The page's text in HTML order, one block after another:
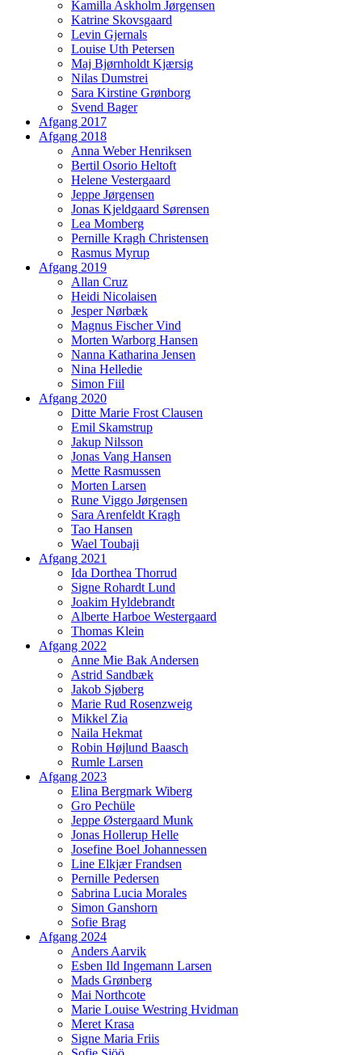
Kamilla Askholm Jørgensen
Katrine Skovsgaard
Levin Gjernals
Louise Uth Petersen
Maj Bjørnholdt Kjærsig
Nilas Dumstrei
Sara Kirstine Grønborg
Svend Bager
Afgang 2017
Afgang 2018
Anna Weber Henriksen
Bertil Osorio Heltoft
Helene Vestergaard
Jeppe Jørgensen
Jonas Kjeldgaard Sørensen
Lea Momberg
Pernille Kragh Christensen
Rasmus Myrup
Afgang 2019
Allan Cruz
Heidi Nicolaisen
Jesper Nørbæk
Magnus Fischer Vind
Morten Warborg Hansen
Nanna Katharina Jensen
Nina Helledie
Simon Fiil
Afgang 2020
Ditte Marie Frost Clausen
Emil Skamstrup
Jakup Nilsson
Jonas Vang Hansen
Mette Rasmussen
Morten Larsen
Rune Viggo Jørgensen
Sara Arenfeldt Kragh
Tao Hansen
Wael Toubaji
Afgang 2021
Ida Dorthea Thorrud
Signe Rohardt Lund
Joakim Hyldebrandt
Alberte Harboe Westergaard
Thomas Klein
Afgang 2022
Anne Mie Bak Andersen
Astrid Sandbæk
Jakob Sjøberg
Marie Rud Rosenzweig
Mikkel Zia
Naila Hekmat
Robin Højlund Baasch
Rumle Larsen
Afgang 2023
Elina Bergmark Wiberg
Gro Pechüle
Jeppe Østergaard Munk
Jonas Hollerup Helle
Josefine Boel Johannessen
Line Elkjær Frandsen
Pernille Pedersen
Sabrina Lucia Morales
Simon Ganshorn
Sofie Brag
Afgang 2024
Anders Aarvik
Esben Ild Ingemann Larsen
Mads Grønberg
Mai Northcote
Marie Louise Westring Hvidman
Meret Krasa
Signe Maria Friis